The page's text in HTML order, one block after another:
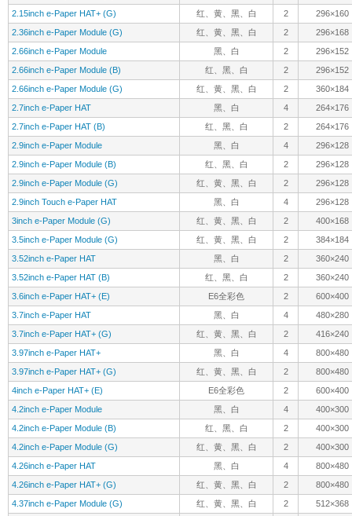
2.15inch e-Paper HAT+ (G)
红、黄、黑、白 2
296×160
2.36inch e-Paper Module (G)
红、黄、黑、白 2
296×168
2.66inch e-Paper Module
黑、白 2
296×152
2.66inch e-Paper Module (B)
红、黑、白 2
296×152
2.66inch e-Paper Module (G)
红、黄、黑、白 2
360×184
2.7inch e-Paper HAT
黑、白 4
264×176
2.7inch e-Paper HAT (B)
红、黑、白 2
264×176
2.9inch e-Paper Module
黑、白 4
296×128
2.9inch e-Paper Module (B)
红、黑、白 2
296×128
2.9inch e-Paper Module (G)
红、黄、黑、白 2
296×128
2.9inch Touch e-Paper HAT
黑、白 4
296×128
3inch e-Paper Module (G)
红、黄、黑、白 2
400×168
3.5inch e-Paper Module (G)
红、黄、黑、白 2
384×184
3.52inch e-Paper HAT
黑、白 2
360×240
3.52inch e-Paper HAT (B)
红、黑、白 2
360×240
3.6inch e-Paper HAT+ (E)
E6全彩色 2
600×400
3.7inch e-Paper HAT
黑、白 4
480×280
3.7inch e-Paper HAT+ (G)
红、黄、黑、白 2
416×240
3.97inch e-Paper HAT+
黑、白 4
800×480
3.97inch e-Paper HAT+ (G)
红、黄、黑、白 2
800×480
4inch e-Paper HAT+ (E)
E6全彩色 2
600×400
4.2inch e-Paper Module
黑、白 4
400×300
4.2inch e-Paper Module (B)
红、黑、白 2
400×300
4.2inch e-Paper Module (G)
红、黄、黑、白 2
400×300
4.26inch e-Paper HAT
黑、白 4
800×480
4.26inch e-Paper HAT+ (G)
红、黄、黑、白 2
800×480
4.37inch e-Paper Module (G)
红、黄、黑、白 2
512×368